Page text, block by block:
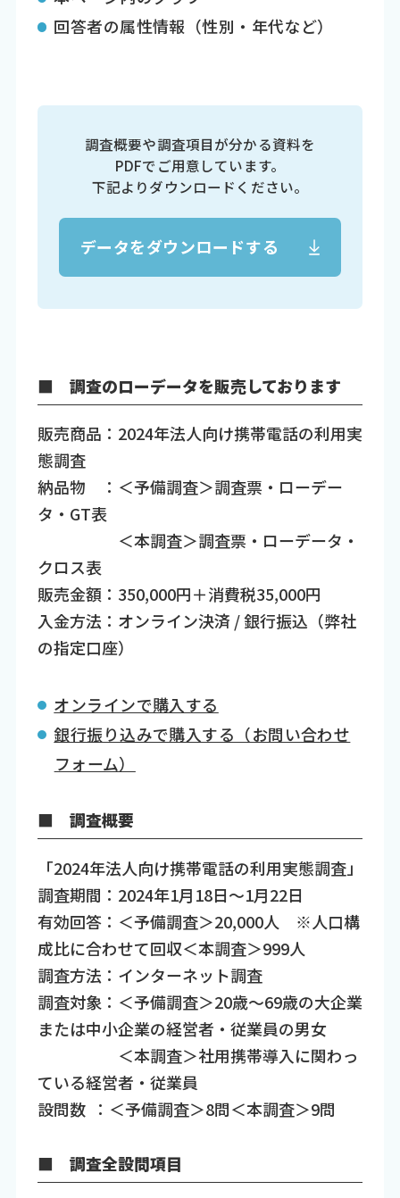
回答者の属性情報（性別・年代など）
調査概要や調査項目が分かる資料を
PDFでご用意しています。
下記よりダウンロードください。
データをダウンロードする
■ 調査のローデータを販売しております
販売商品：2024年法人向け携帯電話の利用実
態調査
納品物 ：＜予備調査＞調査票・ローデー
タ・GT表
＜本調査＞調査票・ローデータ・
クロス表
販売金額：350,000円＋消費税35,000円
入金方法：オンライン決済 / 銀行振込（弊社
の指定口座）
オンラインで購入する
銀行振り込みで購入する（お問い合わせ
フォーム）
■ 調査概要
「2024年法人向け携帯電話の利用実態調査」
調査期間：2024年1月18日～1月22日
有効回答：＜予備調査＞20,000人 ※人口構
成比に合わせて回収＜本調査＞999人
調査方法：インターネット調査
調査対象：＜予備調査＞20歳～69歳の大企業
または中小企業の経営者・従業員の男女
＜本調査＞社用携帯導入に関わっ
ている経営者・従業員
設問数 ：＜予備調査＞8問＜本調査＞9問
■ 調査全設問項目